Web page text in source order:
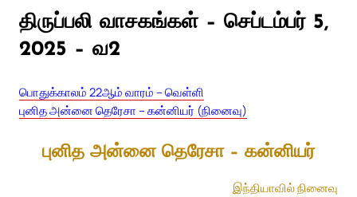
திருப்பலி வாசகங்கள் – செப்டம்பர் 5,
2025 – வ2
பொதுக்காலம் 22ஆம் வாரம் – வெள்ளி
புனித அன்னை தெரேசா – கன்னியர் (நினைவு)
புனித அன்னை தெரேசா – கன்னியர்
இந்தியாவில் நினைவு